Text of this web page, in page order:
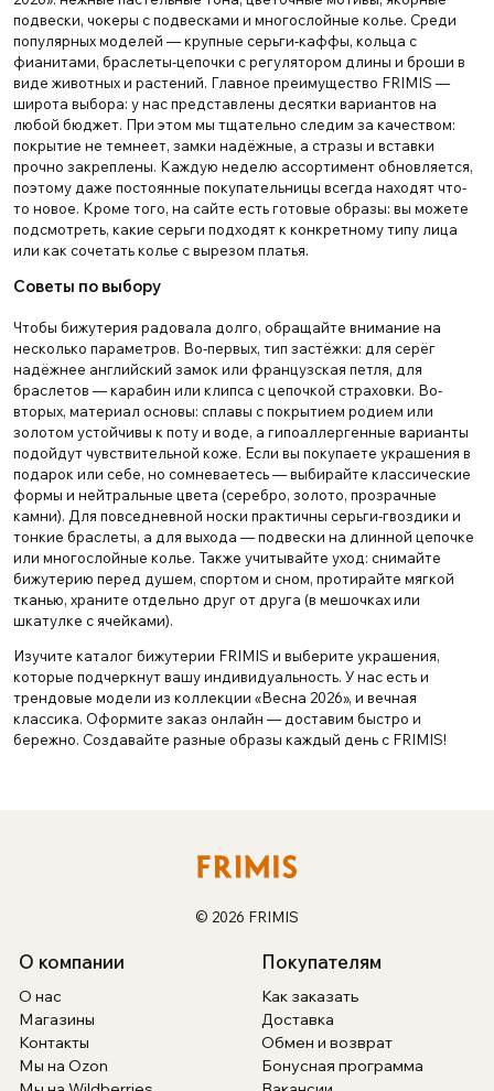
подвески, чокеры с подвесками и многослойные колье. Среди
популярных моделей — крупные серьги-каффы, кольца с
фианитами, браслеты-цепочки с регулятором длины и броши в
виде животных и растений. Главное преимущество FRIMIS —
широта выбора: у нас представлены десятки вариантов на
любой бюджет. При этом мы тщательно следим за качеством:
покрытие не темнеет, замки надёжные, а стразы и вставки
прочно закреплены. Каждую неделю ассортимент обновляется,
поэтому даже постоянные покупательницы всегда находят что-
то новое. Кроме того, на сайте есть готовые образы: вы можете
подсмотреть, какие серьги подходят к конкретному типу лица
или как сочетать колье с вырезом платья.
Советы по выбору
Чтобы бижутерия радовала долго, обращайте внимание на
несколько параметров. Во-первых, тип застёжки: для серёг
надёжнее английский замок или французская петля, для
браслетов — карабин или клипса с цепочкой страховки. Во-
вторых, материал основы: сплавы с покрытием родием или
золотом устойчивы к поту и воде, а гипоаллергенные варианты
подойдут чувствительной коже. Если вы покупаете украшения в
подарок или себе, но сомневаетесь — выбирайте классические
формы и нейтральные цвета (серебро, золото, прозрачные
камни). Для повседневной носки практичны серьги-гвоздики и
тонкие браслеты, а для выхода — подвески на длинной цепочке
или многослойные колье. Также учитывайте уход: снимайте
бижутерию перед душем, спортом и сном, протирайте мягкой
тканью, храните отдельно друг от друга (в мешочках или
шкатулке с ячейками).
Изучите каталог бижутерии FRIMIS и выберите украшения,
которые подчеркнут вашу индивидуальность. У нас есть и
трендовые модели из коллекции «Весна 2026», и вечная
классика. Оформите заказ онлайн — доставим быстро и
бережно. Создавайте разные образы каждый день с FRIMIS!
© 2026 FRIMIS
О компании
О нас
Магазины
Контакты
Мы на Ozon
Покупателям
Как заказать
Доставка
Обмен и возврат
Бонусная программа